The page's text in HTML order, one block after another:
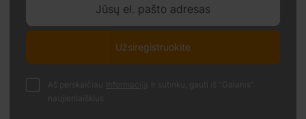
Jūsų el. pašto adresas
Užsiregistruokite
Aš perskaičiau Informaciją
ir sutinku, gauti iš "Galanis"
naujienlaiškius